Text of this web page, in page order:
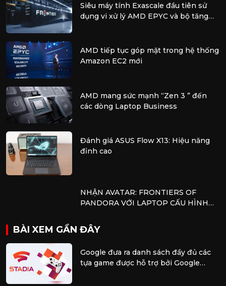
Siêu máy tính Exascale đầu tiên sử
dụng vi xử lý AMD EPYC và bộ tăng
AMD tiếp tục góp mặt trong hệ thống
Amazon EC2 mới
AMD mang sức mạnh “Zen 3 ” đến
các dòng Laptop Business
Đánh giá ASUS Flow X13: Hiệu năng
đỉnh cao
NHẬN AVATAR: FRONTIERS OF
PANDORA VỚI LAPTOP CẤU HÌNH
BÀI XEM GẦN ĐÂY
Google đưa ra danh sách đầy đủ các
tựa game được hỗ trợ bởi Google